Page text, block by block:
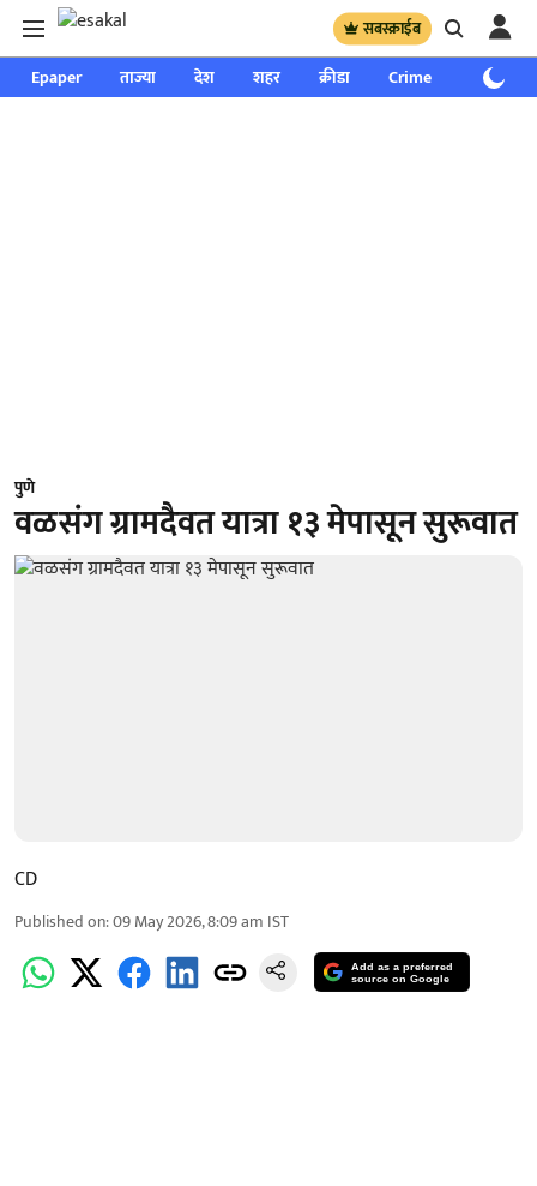
सबस्क्राईब
Epaper ताज्या देश शहर क्रीडा Crime साप्ताहिक
पुणे
वळसंग ग्रामदैवत यात्रा १३ मेपासून सुरूवात
CD
Published on:09 May 2026, 8:09 am IST
Add as a preferred
source on Google